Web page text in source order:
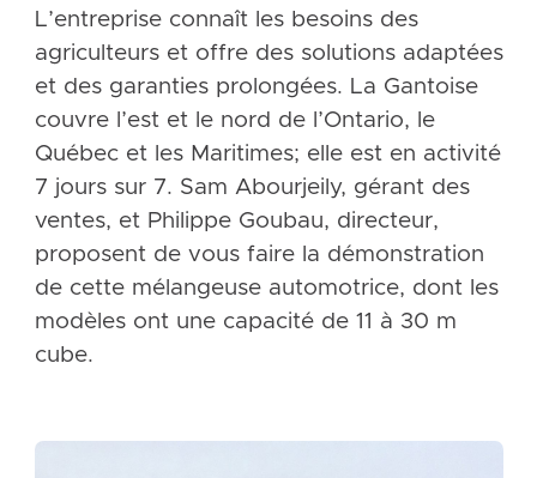
L’entreprise connaît les besoins des
agriculteurs et offre des solutions adaptées
et des garanties prolongées. La Gantoise
couvre l’est et le nord de l’Ontario, le
Québec et les Maritimes; elle est en activité
7 jours sur 7. Sam Abourjeily, gérant des
ventes, et Philippe Goubau, directeur,
proposent de vous faire la démonstration
de cette mélangeuse automotrice, dont les
modèles ont une capacité de 11 à 30 m
cube.